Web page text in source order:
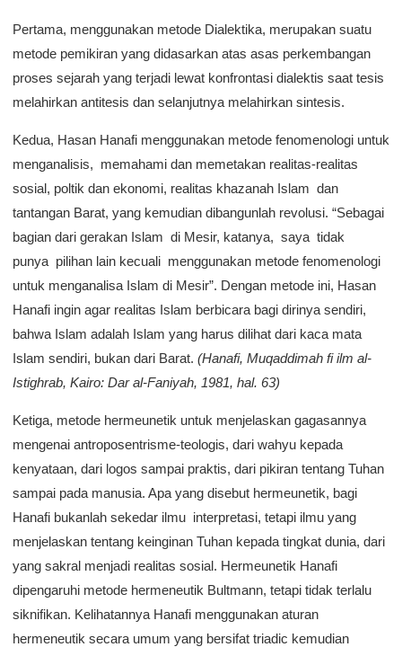
Pertama, menggunakan metode Dialektika, merupakan suatu
metode pemikiran yang didasarkan atas asas perkembangan
proses sejarah yang terjadi lewat konfrontasi dialektis saat tesis
melahirkan antitesis dan selanjutnya melahirkan sintesis.
Kedua, Hasan Hanafi menggunakan metode fenomenologi untuk
menganalisis, memahami dan memetakan realitas-realitas
sosial, poltik dan ekonomi, realitas khazanah Islam dan
tantangan Barat, yang kemudian dibangunlah revolusi. “Sebagai
bagian dari gerakan Islam di Mesir, katanya, saya tidak
punya pilihan lain kecuali menggunakan metode fenomenologi
untuk menganalisa Islam di Mesir”. Dengan metode ini, Hasan
Hanafi ingin agar realitas Islam berbicara bagi dirinya sendiri,
bahwa Islam adalah Islam yang harus dilihat dari kaca mata
Islam sendiri, bukan dari Barat. (Hanafi, Muqaddimah fi ilm al-
Istighrab, Kairo: Dar al-Faniyah, 1981, hal. 63)
Ketiga, metode hermeunetik untuk menjelaskan gagasannya
mengenai antroposentrisme-teologis, dari wahyu kepada
kenyataan, dari logos sampai praktis, dari pikiran tentang Tuhan
sampai pada manusia. Apa yang disebut hermeunetik, bagi
Hanafi bukanlah sekedar ilmu interpretasi, tetapi ilmu yang
menjelaskan tentang keinginan Tuhan kepada tingkat dunia, dari
yang sakral menjadi realitas sosial. Hermeunetik Hanafi
dipengaruhi metode hermeneutik Bultmann, tetapi tidak terlalu
siknifikan. Kelihatannya Hanafi menggunakan aturan
hermeneutik secara umum yang bersifat triadic kemudian